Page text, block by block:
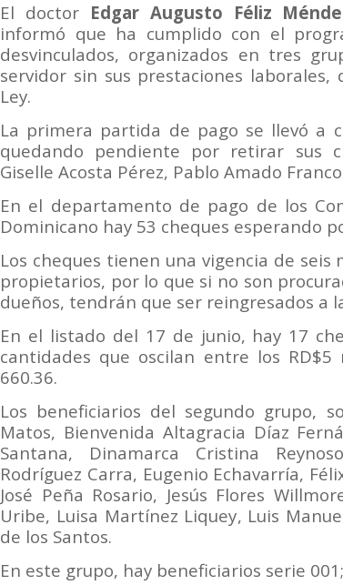
El doctor Edgar Augusto Féliz
informó que ha cumplido con el
desvinculados, organizados en tres
servidor sin sus prestaciones
Ley.
La primera partida de pago se llevó a
quedando pendiente por retirar sus
Giselle Acosta Pérez, Pablo Amado
En el departamento de pago de los
Dominicano hay 53 cheques esperando
Los cheques tienen una vigencia de
propietarios, por lo que si no son
dueños, tendrán que ser reingresados a
En el listado del 17 de junio, hay 17
cantidades que oscilan entre los
660.36.
Los beneficiarios del segundo grupo,
Matos, Bienvenida Altagracia Díaz
Santana, Dinamarca Cristina
Rodríguez Carra, Eugenio Echavarría,
José Peña Rosario, Jesús Flores
Uribe, Luisa Martínez Liquey, Luis
de los Santos.
En este grupo, hay beneficiarios serie